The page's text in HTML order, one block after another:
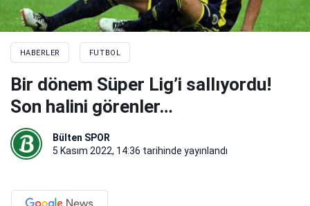
HABERLER FUTBOL
Bir dönem Süper Lig’i sallıyordu!
Son halini görenler…
Bülten SPOR
5 Kasım 2022, 14:36 tarihinde yayınlandı